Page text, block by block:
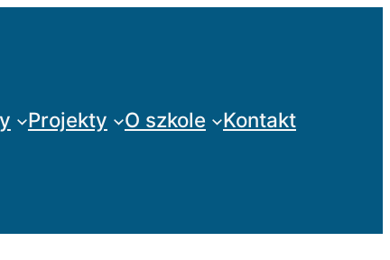
Projekty O szkole Kontakt